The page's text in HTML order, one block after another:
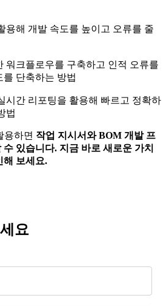
용해 개발 속도를 높이고 오류를 줄
워크플로우를 구축하고 인적 오류를
단축하는 방법
시간 리포팅을 활용해 빠르고 정확하
법
용하면 작업 지시서와 BOM 개발 프
있습니다. 지금 바로 새로운 가치
해 보세요.
요